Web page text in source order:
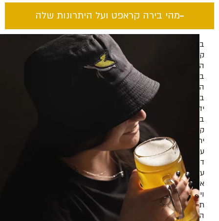
מהי בירה קראפט ועל היתרונות שלה​
בירה
קראפט
היא
בירה
המיוצרת
בעבודת
יד
בכמויות
קטנות
יחסית,
עם
דגש
על
איכות
וייחודיות.
תהליך
הייצור